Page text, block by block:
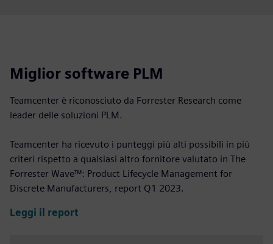
Miglior software PLM
Teamcenter è riconosciuto da Forrester Research come
leader delle soluzioni PLM.
Teamcenter ha ricevuto i punteggi più alti possibili in più
criteri rispetto a qualsiasi altro fornitore valutato in The
Forrester Wave™: Product Lifecycle Management for
Discrete Manufacturers, report Q1 2023.
Leggi il report